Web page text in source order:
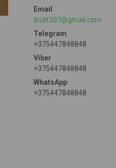
ibolit307@gmail.com
+375447848848
+375447848848
+375447848848